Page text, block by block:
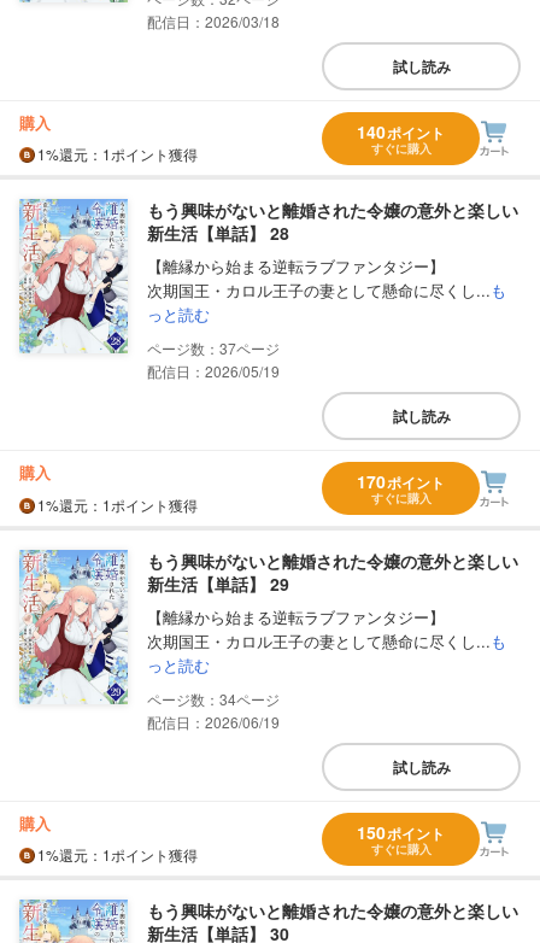
配信日：2026/03/18
試し読み
購入
1%還元 ：1ポイント獲得
140ポイント
すぐに購入
もう興味がないと離婚された令嬢の意外と楽しい
新生活【単話】 28
【離縁から始まる逆転ラブファンタジー】
次期国王・カロル王子の妻として懸命に尽くし...も
っと読む
37
配信日：2026/05/19
試し読み
購入
1%還元 ：1ポイント獲得
170ポイント
すぐに購入
もう興味がないと離婚された令嬢の意外と楽しい
新生活【単話】 29
【離縁から始まる逆転ラブファンタジー】
次期国王・カロル王子の妻として懸命に尽くし...も
っと読む
34
配信日：2026/06/19
試し読み
購入
1%還元 ：1ポイント獲得
150ポイント
すぐに購入
もう興味がないと離婚された令嬢の意外と楽しい
新生活【単話】 30